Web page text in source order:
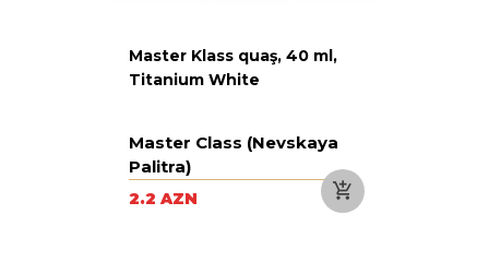
Master Klass quaş, 40 ml,
Titanium White
Master Class (Nevskaya
Palitra)
2.2 AZN